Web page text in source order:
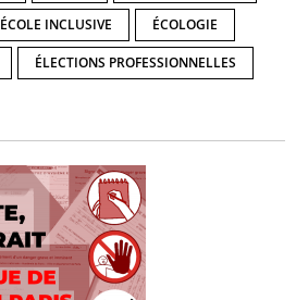
ÉCOLE INCLUSIVE ÉCOLOGIE
ÉLECTIONS PROFESSIONNELLES